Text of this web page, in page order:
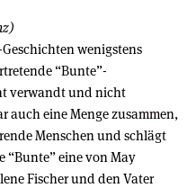
wenigstens
“Bunte”-
verwandt und nicht
auch eine Menge zusammen,
Menschen und schlägt
“Bunte” eine von May
Fischer und den Vater